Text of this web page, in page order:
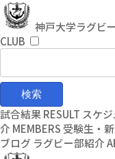
コ
ン
テ
ン
へ
キ
ッ
プ
ナ
ビ
ゲ
ー
ョ
に
移
動
神戸大学ラグビ
CLUB
試合結果RESULT スケ
介 MEMBERS 受験生・
ブログ ラグビー部紹介